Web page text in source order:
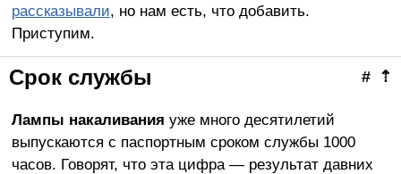
рассказывали, но нам есть, что добавить.
Приступим.
⇡
#
Срок службы
Лампы накаливания уже много десятилетий
выпускаются с паспортным сроком службы 1000
часов. Говорят, что эта цифра — результат давних